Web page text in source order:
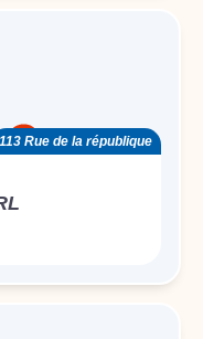
113 Rue de la république